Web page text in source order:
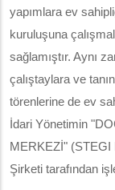
yapımlara ev
kuruluşuna
sağlamıştır. Aynı
çalıştaylara ve
törenlerine de ev
İdari Yönetimin
MERKEZİ" (STEGI
Şirketi tarafından